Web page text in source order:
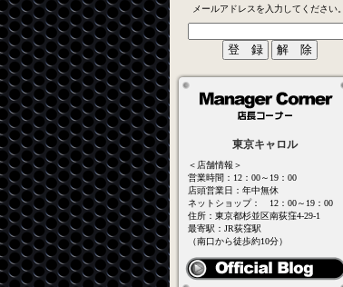
メールアドレスを入力してください。
東京キャロル
＜店舗情報＞
営業時間：12：00～19：00
店頭営業日：年中無休
ネットショップ： 12：00～19：00
住所：東京都杉並区南荻窪4-29-1
最寄駅：JR荻窪駅
（南口から徒歩約10分）